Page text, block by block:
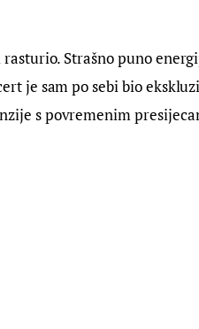
Strašno puno
je sam po sebi bio
s povremenim